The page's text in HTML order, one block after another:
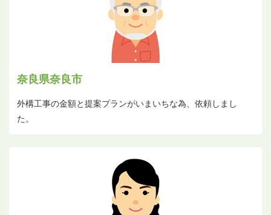
奈良県奈良市
外構工事の金額と提案プランがいまいちな為、依頼しまし
た。